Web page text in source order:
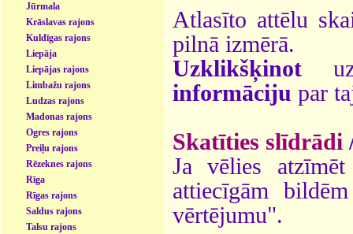
Jūrmala
Krāslavas rajons
Kuldīgas rajons
Liepāja
Liepājas rajons
Limbažu rajons
Ludzas rajons
Madonas rajons
Ogres rajons
Preiļu rajons
Rēzeknes rajons
Rīga
Rīgas rajons
Saldus rajons
Talsu rajons
Atlasīto attēlu
pilnā izmērā.
Uzklikšķinot
informāciju par
Skatīties slīdrādi
Ja vēlies
attiecīgām
vērtējumu".